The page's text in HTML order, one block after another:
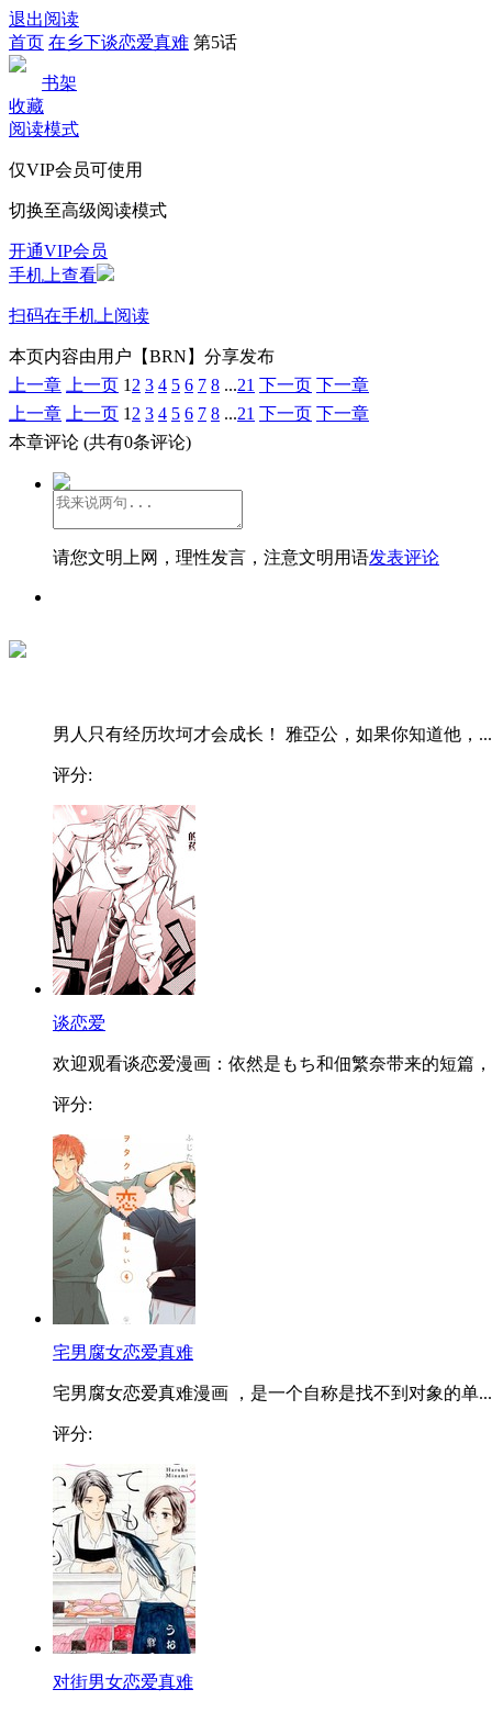
退出阅读
首页 在乡下谈恋爱真难 第5话
书架
收藏
阅读模式
仅VIP会员可使用
切换至高级阅读模式
开通VIP会员
手机上查看
扫码在手机上阅读
本页内容由用户【BRN】分享发布
上一章
上一页 1 2 3 4 5 6 7 8 ...21 下一页 下一章
上一章
上一页 1 2 3 4 5 6 7 8 ...21 下一页 下一章
本章评论 (共有0条评论)
请您文明上网，理性发言，注意文明用语发表评论
男人只有经历坎坷才会成长！ 雅亞公，如果你知道他，...
评分:
谈恋爱
欢迎观看谈恋爱漫画：依然是もち和佃繁奈带来的短篇
评分:
宅男腐女恋爱真难
宅男腐女恋爱真难漫画 ，是一个自称是找不到对象的单...
评分:
对街男女恋爱真难